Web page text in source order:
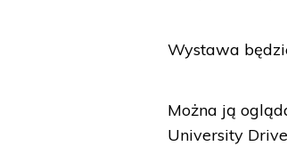
Wystawa
Można ją
University